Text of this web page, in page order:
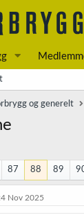
og generelt
87 88 89
Nov 2025